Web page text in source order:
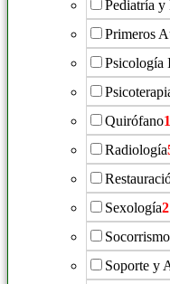
Pediatría y
Primeros
Psicología
Quirófano
Radiología
Sexología2
Soporte y